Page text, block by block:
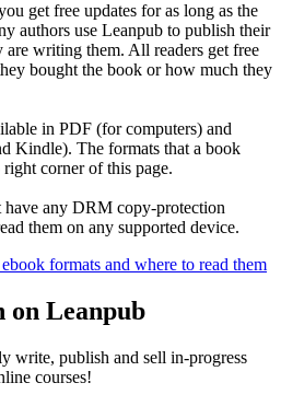
get free updates for as long as the
authors use Leanpub to publish their
writing them. All readers get free
bought the book or how much they
in PDF (for computers) and
Kindle). The formats that a book
corner of this page.
any DRM copy-protection
them on any supported device.
formats and where to read them
on Leanpub
write, publish and sell in-progress
courses!